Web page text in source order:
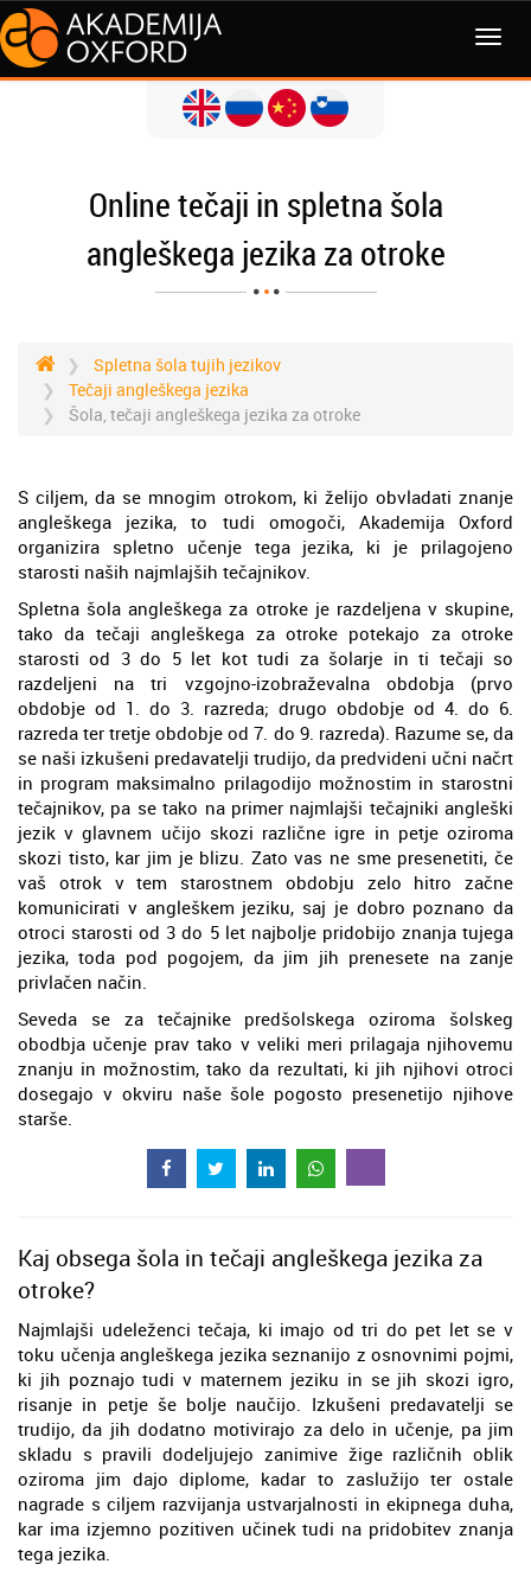
MENI
Online tečaji in spletna šola
angleškega jezika za otroke
Spletna šola tujih jezikov
Tečaji angleškega jezika
Šola, tečaji angleškega jezika za otroke
S ciljem, da se mnogim otrokom, ki želijo obvladati znanje
angleškega jezika, to tudi omogoči, Akademija Oxford
organizira spletno učenje tega jezika, ki je prilagojeno
starosti naših najmlajših tečajnikov.
Spletna šola angleškega za otroke je razdeljena v skupine,
tako da tečaji angleškega za otroke potekajo za otroke
starosti od 3 do 5 let kot tudi za šolarje in ti tečaji so
razdeljeni na tri vzgojno-izobraževalna obdobja (prvo
obdobje od 1. do 3. razreda; drugo obdobje od 4. do 6.
razreda ter tretje obdobje od 7. do 9. razreda). Razume se, da
se naši izkušeni predavatelji trudijo, da predvideni učni načrt
in program maksimalno prilagodijo možnostim in starostni
tečajnikov, pa se tako na primer najmlajši tečajniki angleški
jezik v glavnem učijo skozi različne igre in petje oziroma
skozi tisto, kar jim je blizu. Zato vas ne sme presenetiti, če
vaš otrok v tem starostnem obdobju zelo hitro začne
komunicirati v angleškem jeziku, saj je dobro poznano da
otroci starosti od 3 do 5 let najbolje pridobijo znanja tujega
jezika, toda pod pogojem, da jim jih prenesete na zanje
privlačen način.
Seveda se za tečajnike predšolskega oziroma šolskeg
obodbja učenje prav tako v veliki meri prilagaja njihovemu
znanju in možnostim, tako da rezultati, ki jih njihovi otroci
dosegajo v okviru naše šole pogosto presenetijo njihove
starše.
Kaj obsega šola in tečaji angleškega jezika za
otroke?
Najmlajši udeleženci tečaja, ki imajo od tri do pet let se v
toku učenja angleškega jezika seznanijo z osnovnimi pojmi,
ki jih poznajo tudi v maternem jeziku in se jih skozi igro,
risanje in petje še bolje naučijo. Izkušeni predavatelji se
trudijo, da jih dodatno motivirajo za delo in učenje, pa jim
skladu s pravili dodeljujejo zanimive žige različnih oblik
oziroma jim dajo diplome, kadar to zaslužijo ter ostale
nagrade s ciljem razvijanja ustvarjalnosti in ekipnega duha,
kar ima izjemno pozitiven učinek tudi na pridobitev znanja
tega jezika.